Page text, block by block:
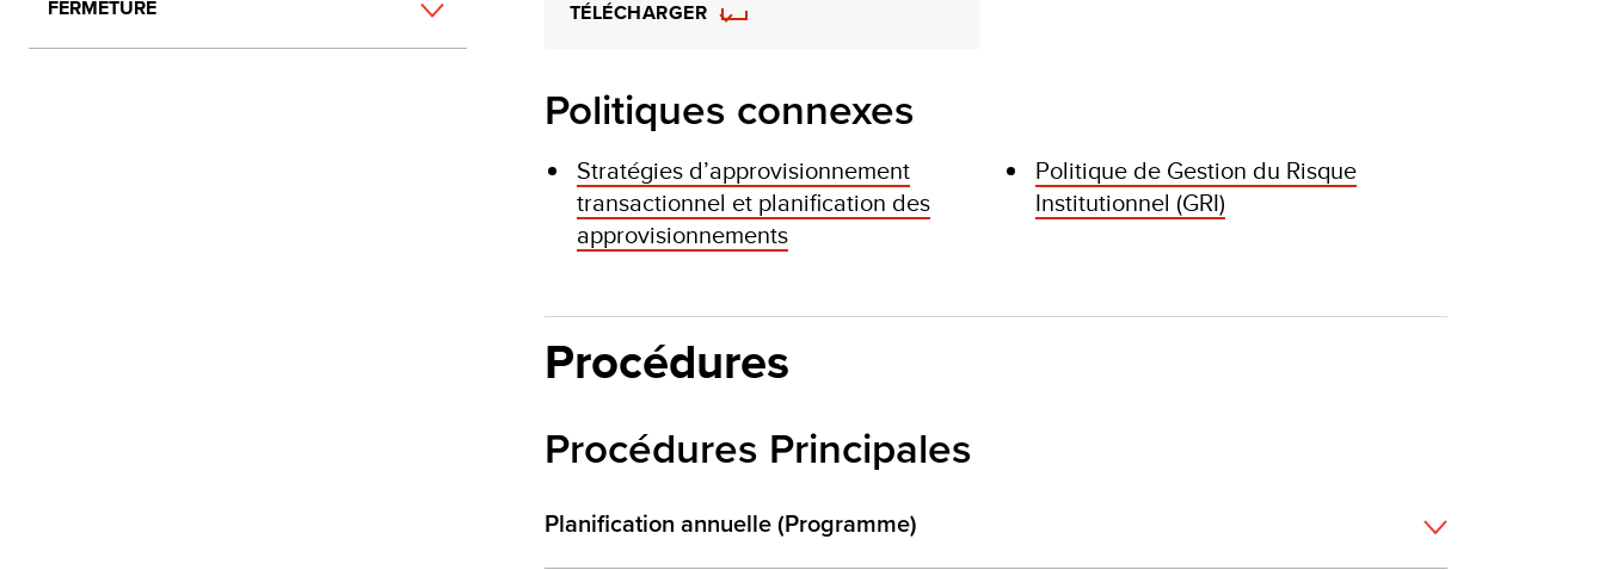
FERMETURE TÉLÉCHARGER
Politiques connexes
Stratégies d’approvisionnement
transactionnel et planification des
approvisionnements
Politique de Gestion du Risque
Institutionnel (GRI)
Procédures
Procédures Principales
Planification annuelle (Programme)